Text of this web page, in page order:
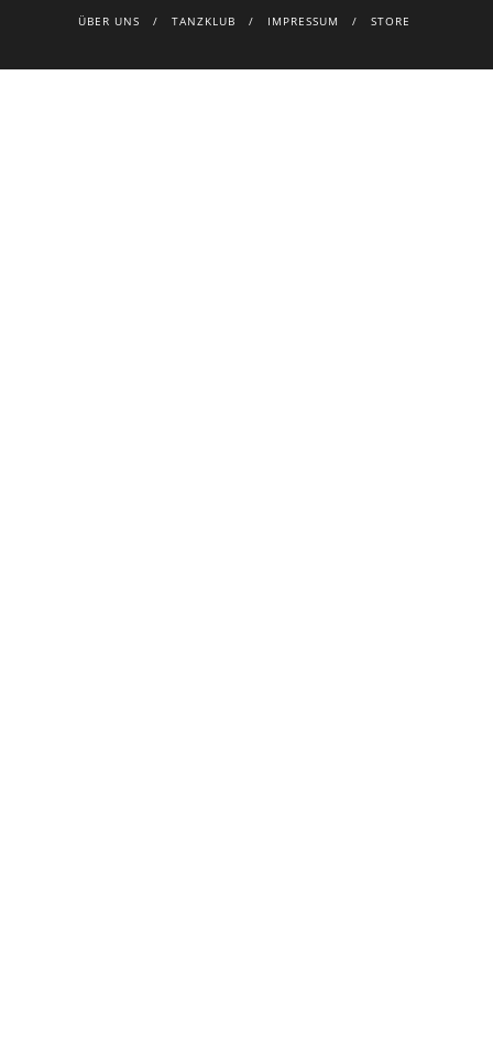
ÜBER UNS
TANZKLUB IMPRESSUM STORE